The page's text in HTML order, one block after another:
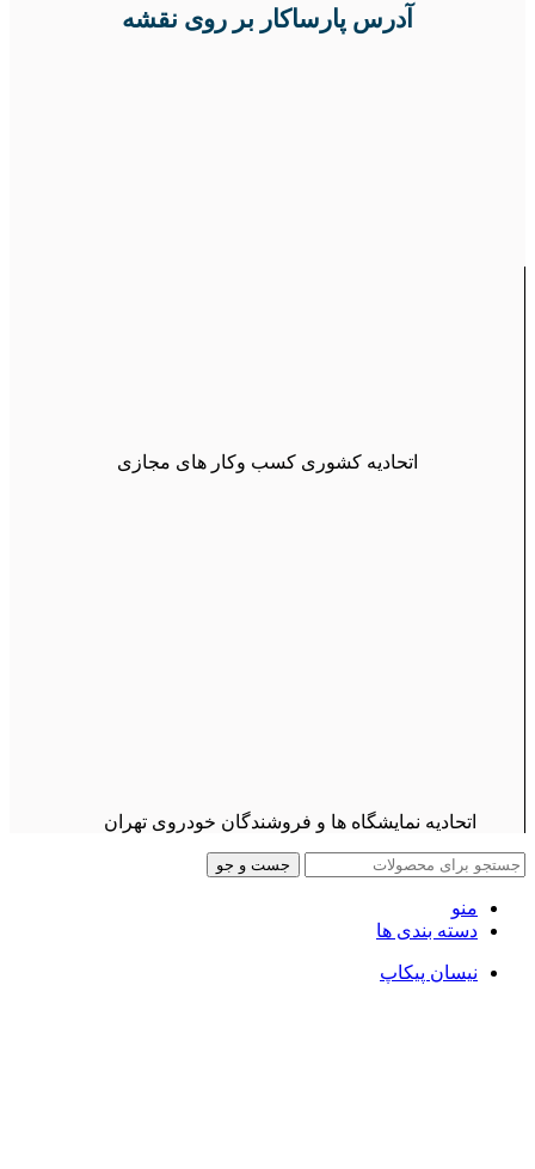
آدرس پارساکار بر روی نقشه
اتحادیه کشوری کسب وکار های مجازی
اتحادیه نمایشگاه ها و فروشندگان خودروی تهران
جست و جو
منو
دسته بندی ها
نیسان پیکاپ